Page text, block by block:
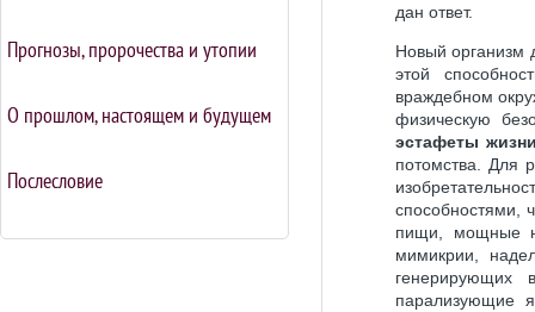
Прогнозы, пророчества и утопии
О прошлом, настоящем и будущем
Послесловие
дан ответ.
Новый организм
этой
враждебном
физическую
эстафеты
потомства. Для
способностями,
пищи, мощные
мимикрии,
генерирующих
парализующие